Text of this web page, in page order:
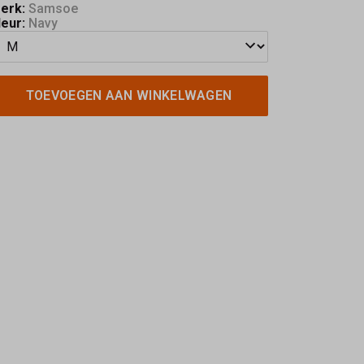
Samsoe
Navy
TOEVOEGEN AAN WINKELWAGEN